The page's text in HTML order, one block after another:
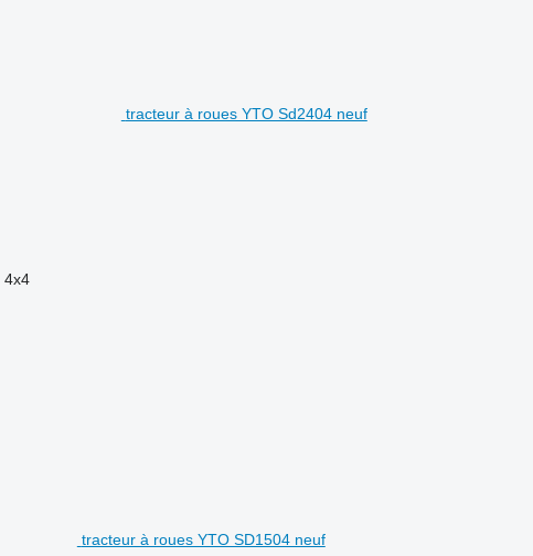
tracteur à roues YTO Sd2404 neuf
4x4
tracteur à roues YTO SD1504 neuf